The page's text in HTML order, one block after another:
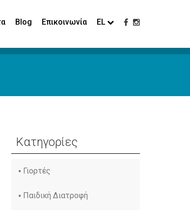
Blog Επικοινωνία EL
Κατηγορίες
Γιορτές
Παιδική Διατροφή